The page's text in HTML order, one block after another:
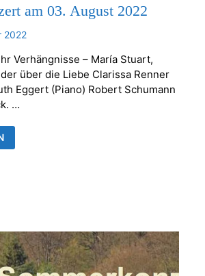
am 03. August 2022
2022
Verhängnisse – María Stuart,
über die Liebe Clarissa Renner
Eggert (Piano) Robert Schumann
…